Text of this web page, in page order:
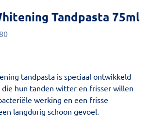
Tandpasta 75ml
tandpasta is speciaal ontwikkeld
die hun tanden witter en frisser willen
werking en een frisse
langdurig schoon gevoel.